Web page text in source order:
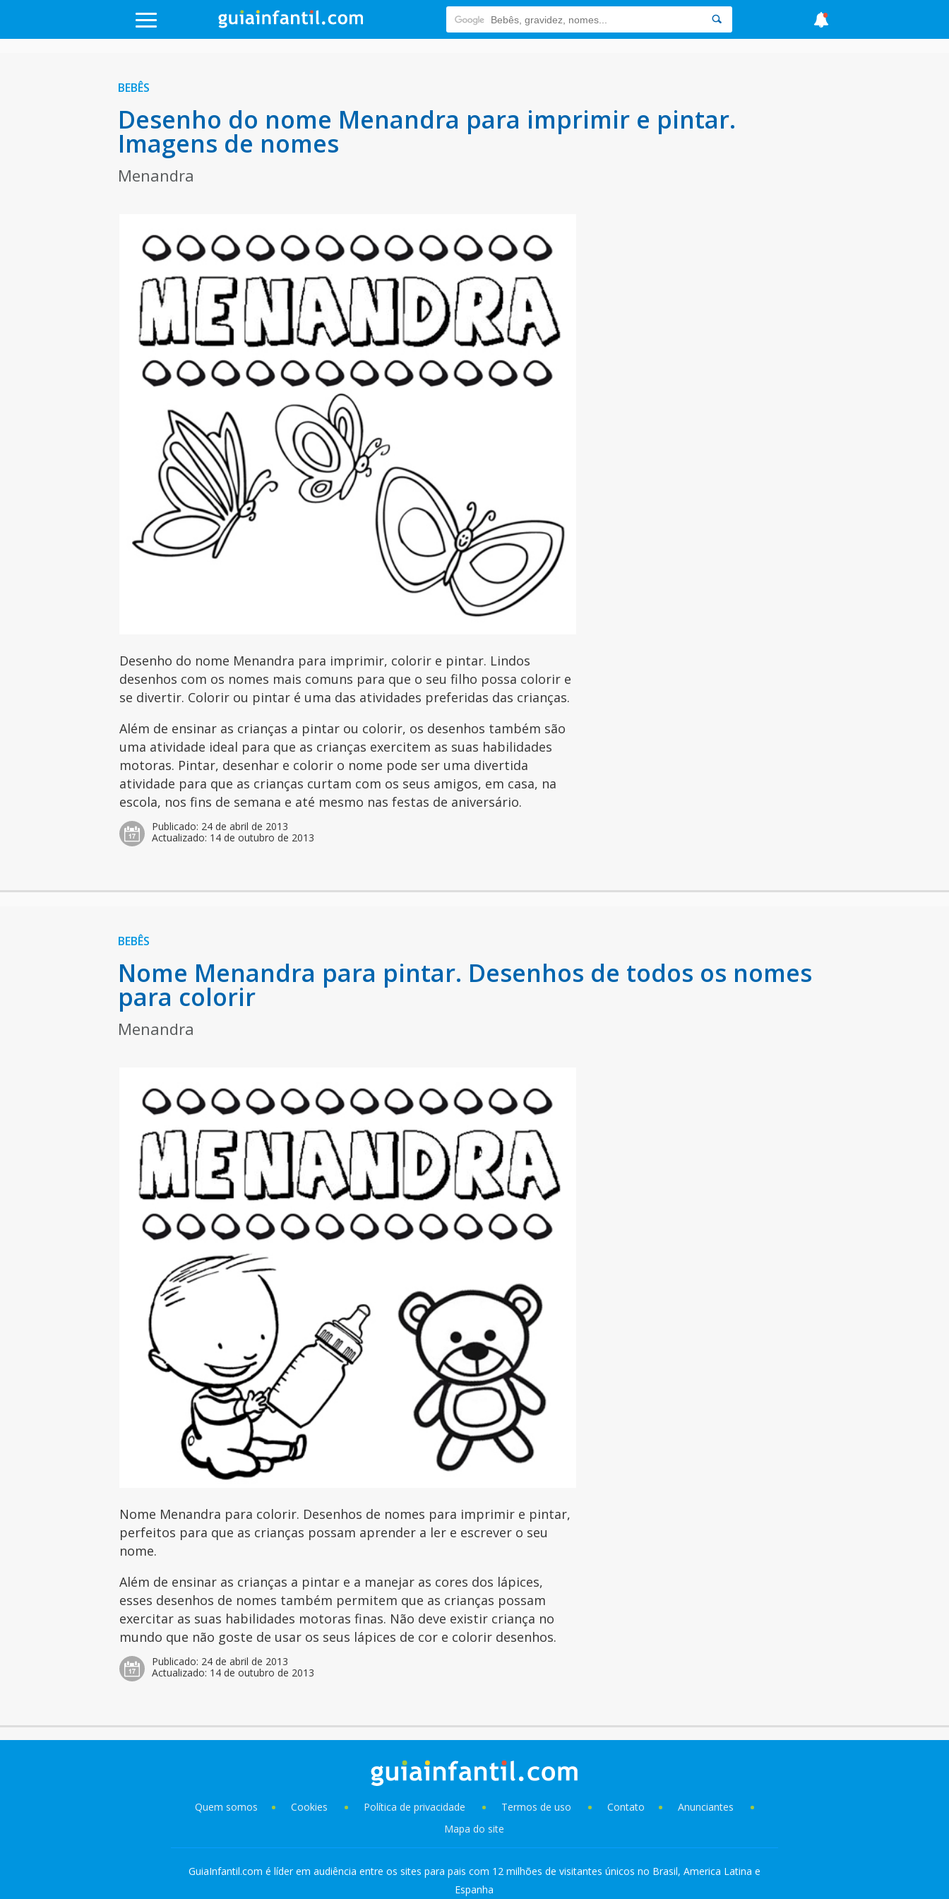
BEBÊS
Desenho do nome Menandra para imprimir e pintar.
Imagens de nomes
Menandra
Desenho do nome Menandra para imprimir, colorir e pintar. Lindos
desenhos com os nomes mais comuns para que o seu filho possa colorir e
se divertir. Colorir ou pintar é uma das atividades preferidas das crianças.
Além de ensinar as crianças a pintar ou colorir, os desenhos também são
uma atividade ideal para que as crianças exercitem as suas habilidades
motoras. Pintar, desenhar e colorir o nome pode ser uma divertida
atividade para que as crianças curtam com os seus amigos, em casa, na
escola, nos fins de semana e até mesmo nas festas de aniversário.
Publicado: 24 de abril de 2013
Actualizado: 14 de outubro de 2013
BEBÊS
Nome Menandra para pintar. Desenhos de todos os nomes
para colorir
Menandra
Nome Menandra para colorir. Desenhos de nomes para imprimir e pintar,
perfeitos para que as crianças possam aprender a ler e escrever o seu
nome.
Além de ensinar as crianças a pintar e a manejar as cores dos lápices,
esses desenhos de nomes também permitem que as crianças possam
exercitar as suas habilidades motoras finas. Não deve existir criança no
mundo que não goste de usar os seus lápices de cor e colorir desenhos.
Publicado: 24 de abril de 2013
Actualizado: 14 de outubro de 2013
Quem somos Cookies Política de privacidade Termos de uso Contato
Anunciantes
Mapa do site
GuiaInfantil.com é líder em audiência entre os sites para pais com 12 milhões de visitantes únicos no Brasil, America Latina e
Espanha